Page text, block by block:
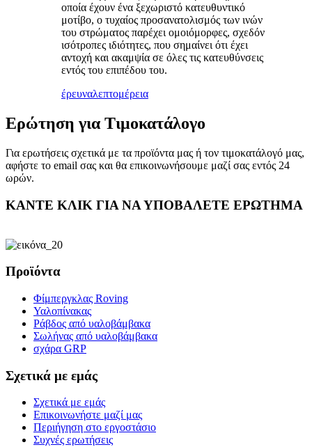
οποία έχουν ένα ξεχωριστό κατευθυντικό
μοτίβο, ο τυχαίος προσανατολισμός των ινών
του στρώματος παρέχει ομοιόμορφες, σχεδόν
ισότροπες ιδιότητες, που σημαίνει ότι έχει
αντοχή και ακαμψία σε όλες τις κατευθύνσεις
εντός του επιπέδου του.
έρευναλεπτομέρεια
Ερώτηση για Τιμοκατάλογο
Για ερωτήσεις σχετικά με τα προϊόντα μας ή τον τιμοκατάλογό μας,
αφήστε το email σας και θα επικοινωνήσουμε μαζί σας εντός 24
ωρών.
ΚΑΝΤΕ ΚΛΙΚ ΓΙΑ ΝΑ ΥΠΟΒΑΛΕΤΕ ΕΡΩΤΗΜΑ
Προϊόντα
Φίμπεργκλας Roving
Υαλοπίνακας
Ράβδος από υαλοβάμβακα
Σωλήνας από υαλοβάμβακα
σχάρα GRP
Σχετικά με εμάς
Σχετικά με εμάς
Επικοινωνήστε μαζί μας
Περιήγηση στο εργοστάσιο
Συχνές ερωτήσεις